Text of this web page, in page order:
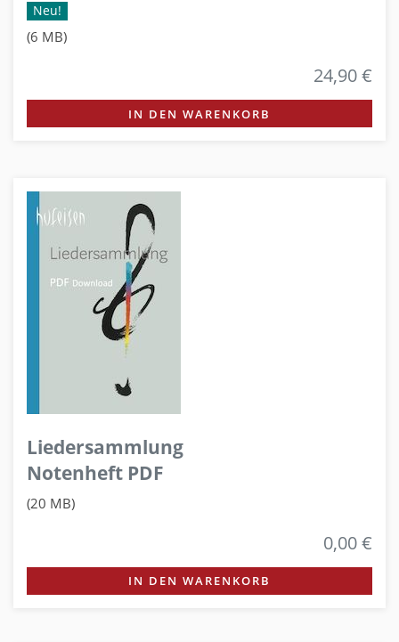
Neu!
(6 MB)
24,90 €
IN DEN WARENKORB
Liedersammlung
Notenheft PDF
(20 MB)
0,00 €
IN DEN WARENKORB